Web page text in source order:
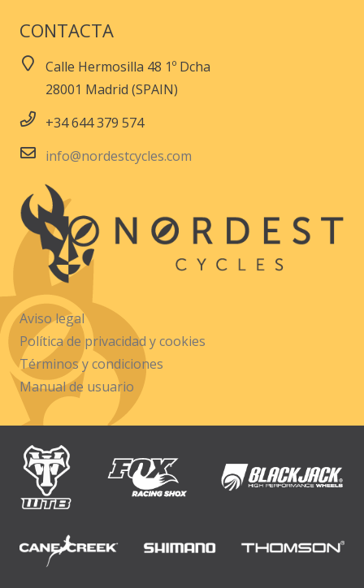
CONTACTA
Calle Hermosilla 48 1º Dcha
28001 Madrid (SPAIN)
+34 644 379 574
info@nordestcycles.com
Aviso legal
Política de privacidad y cookies
Términos y condiciones
Manual de usuario